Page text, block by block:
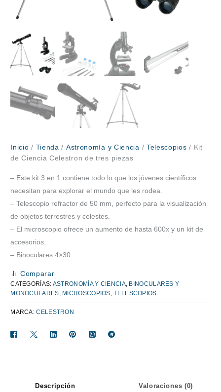
Inicio / Tienda / Astronomía y Ciencia / Telescopios / Kit
de Ciencia Celestron de tres piezas
– Este kit 3 en 1 contiene todo lo que los jóvenes científicos
necesitan para explorar el mundo que les rodea.
– Telescopio refractor de 50 mm, perfecto para la visualización
de objetos terrestres y celestes.
– El microscopio ofrece un aumento de hasta 600x y un kit de
accesorios.
– Binoculares 4×30
Comparar
CATEGORÍAS: ASTRONOMÍA Y CIENCIA, BINOCULARES Y
MONOCULARES, MICROSCOPIOS,TELESCOPIOS
MARCA:CELESTRON
Descripción Valoraciones (0)